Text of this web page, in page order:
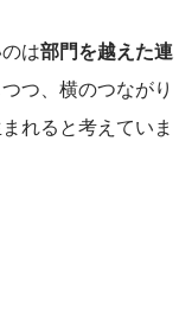
は部門を越えた連
つ、横のつながり
れると考えていま